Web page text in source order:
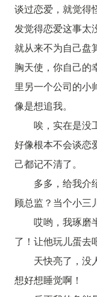
谈过恋爱，就觉得
发觉得恋爱这事太
就从来不为自己盘
胸天使，你自己的
里另一个公司的小
像是想追我。
唉，实在是没
好像根本不会谈恋
己都记不清了。
多多，给我介
顾总监？当个小三
哎哟，我琢磨
了！让他玩儿蛋去
天快亮了，没
想好想睡觉啊！